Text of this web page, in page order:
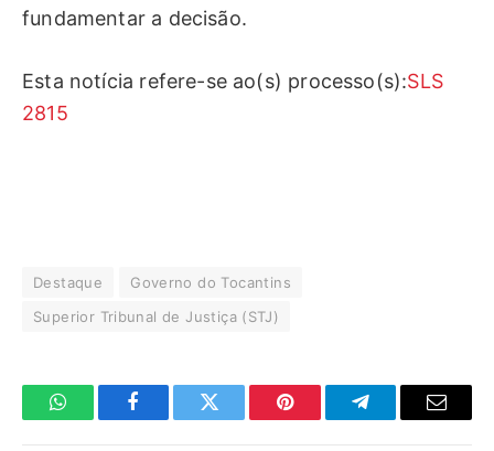
fundamentar a decisão.
Esta notícia refere-se ao(s) processo(s):SLS
2815
Destaque
Governo do Tocantins
Superior Tribunal de Justiça (STJ)
WhatsAppFacebookTwitter Pinterest TelegramaE-